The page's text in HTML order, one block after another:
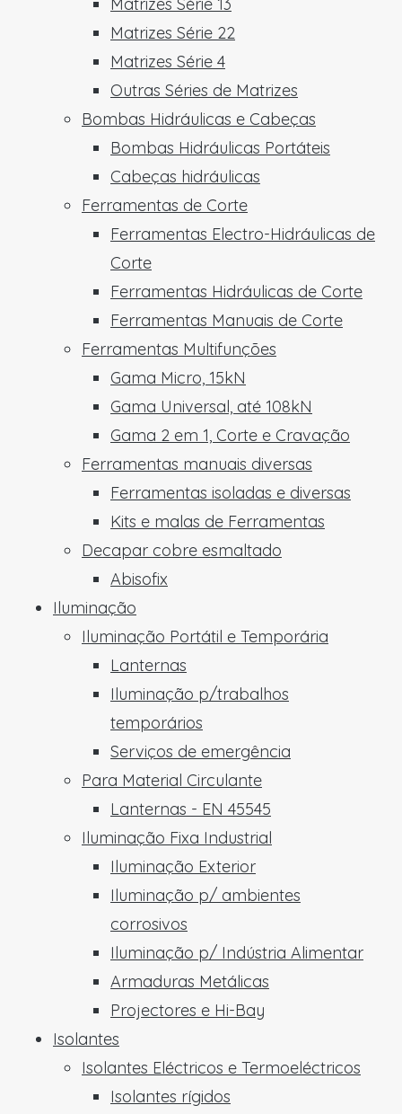
Matrizes Série 22
Matrizes Série 4
Outras Séries de Matrizes
Bombas Hidráulicas e Cabeças
Bombas Hidráulicas Portáteis
Cabeças hidráulicas
Ferramentas de Corte
Ferramentas Electro-Hidráulicas de
Corte
Ferramentas Hidráulicas de Corte
Ferramentas Manuais de Corte
Ferramentas Multifunções
Gama Micro, 15kN
Gama Universal, até 108kN
Gama 2 em 1, Corte e Cravação
Ferramentas manuais diversas
Ferramentas isoladas e diversas
Kits e malas de Ferramentas
Decapar cobre esmaltado
Abisofix
Iluminação
Iluminação Portátil e Temporária
Lanternas
Iluminação p/trabalhos
temporários
Serviços de emergência
Para Material Circulante
Lanternas - EN 45545
Iluminação Fixa Industrial
Iluminação Exterior
Iluminação p/ ambientes
corrosivos
Iluminação p/ Indústria Alimentar
Armaduras Metálicas
Projectores e Hi-Bay
Isolantes
Isolantes Eléctricos e Termoeléctricos
Isolantes rígidos